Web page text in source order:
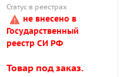
Статус в реестрах
не внесено в
Государственный
реестр СИ РФ
Товар под заказ.